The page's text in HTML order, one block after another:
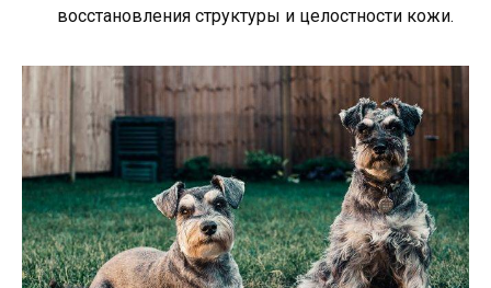
восстановления структуры и целостности кожи.